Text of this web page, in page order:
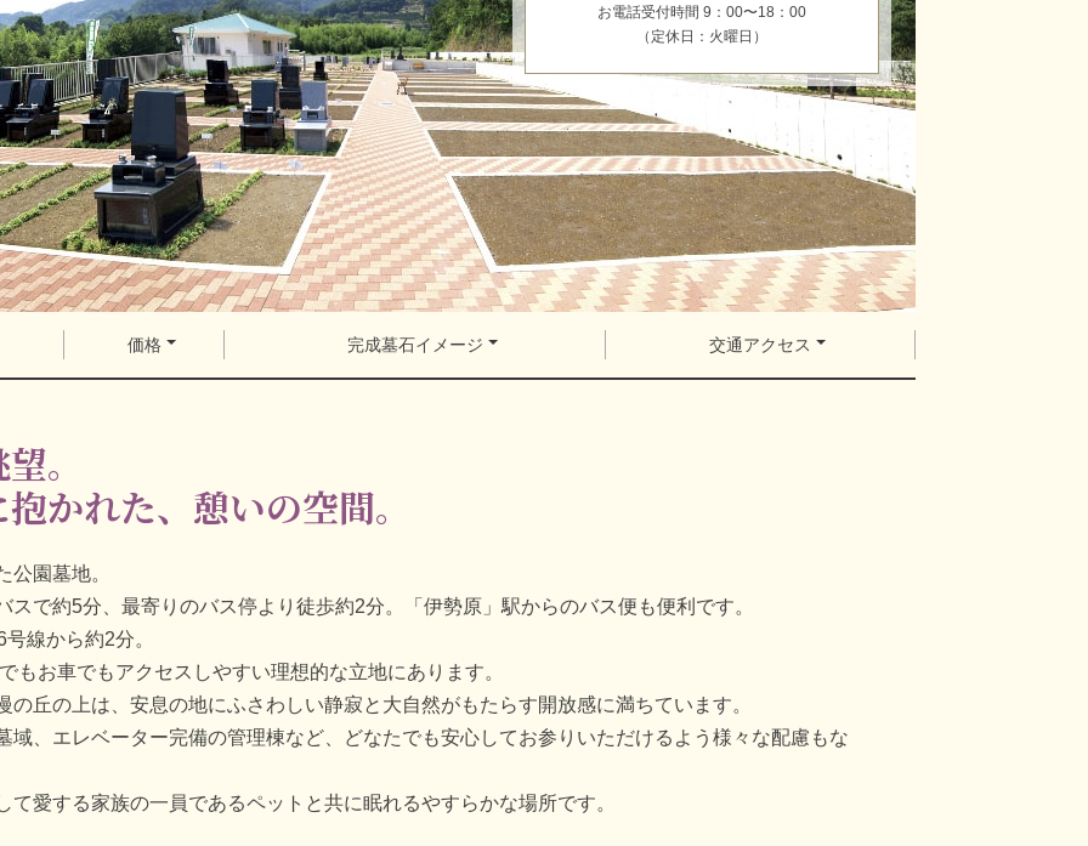
お電話受付時間 9：00〜18：00
（定休日：火曜日）
価格 完成墓石イメージ 交通アクセス
。
かれた、憩いの空間。
公園墓地。
で約5分、最寄りのバス停より徒歩約2分。「伊勢原」駅からのバス便も便利です。
線から約2分。
もお車でもアクセスしやすい理想的な立地にあります。
丘の上は、安息の地にふさわしい静寂と大自然がもたらす開放感に満ちています。
域、エレベーター完備の管理棟など、どなたでも安心してお参りいただけるよう様々な配慮もな
愛する家族の一員であるペットと共に眠れるやすらかな場所です。